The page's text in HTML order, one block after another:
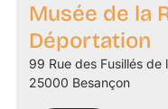
Musée de la
Déportation
99 Rue des Fusillés de
25000 Besançon